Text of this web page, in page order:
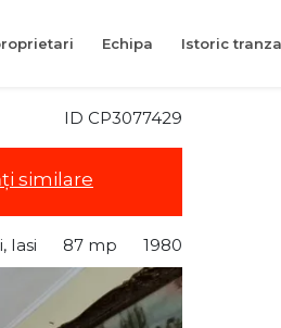
Echipa Istoric
ID CP3077429
similare
Iasi 87 mp 1980